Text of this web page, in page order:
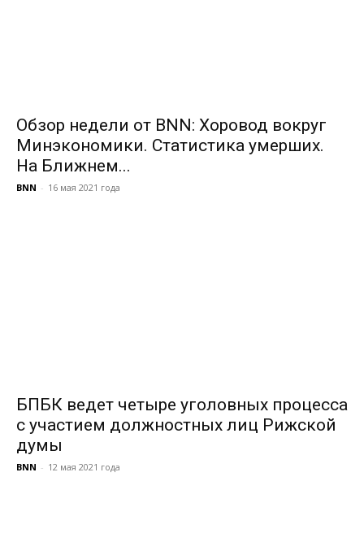
Обзор недели от BNN: Хоровод вокруг
Минэкономики. Статистика умерших.
На Ближнем...
BNN - 16 мая 2021 года
БПБК ведет четыре уголовных процесса
с участием должностных лиц Рижской
думы
BNN - 12 мая 2021 года